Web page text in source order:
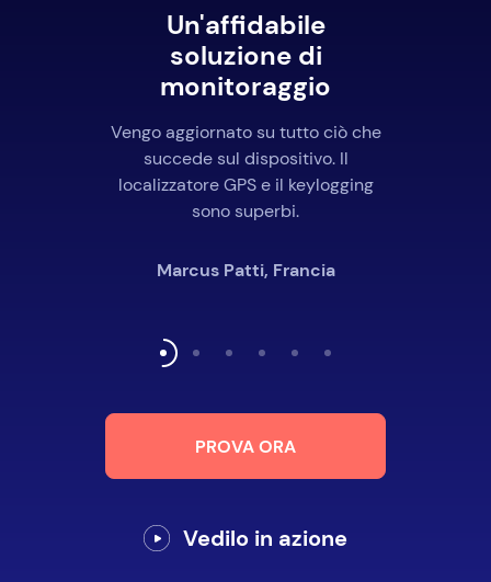
Un'affidabile
soluzione di
monitoraggio
Vengo aggiornato su tutto ciò che
succede sul dispositivo. Il
localizzatore GPS e il keylogging
sono superbi.
Marcus Patti, Francia
PROVA ORA
Vedilo in azione